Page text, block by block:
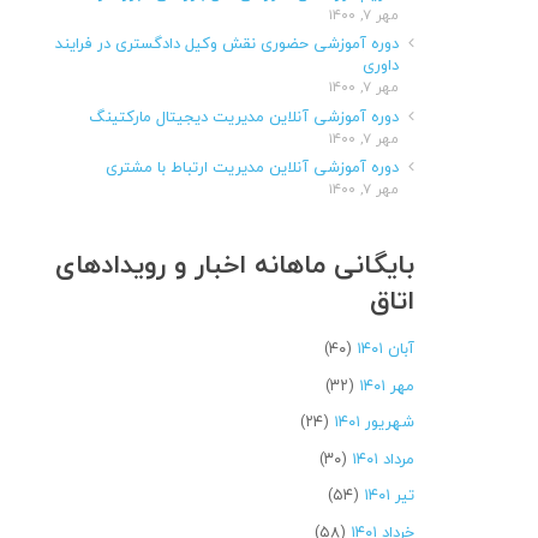
مهر ۷, ۱۴۰۰
دوره آموزشی حضوری نقش وکیل دادگستری در فرایند
داوری
مهر ۷, ۱۴۰۰
دوره آموزشی آنلاین مدیریت دیجیتال مارکتینگ
مهر ۷, ۱۴۰۰
دوره آموزشی آنلاین مدیریت ارتباط با مشتری
مهر ۷, ۱۴۰۰
بایگانی ماهانه اخبار و رویدادهای
اتاق
آبان ۱۴۰۱
(۴۰)
مهر ۱۴۰۱
(۳۲)
شهریور ۱۴۰۱
(۲۴)
مرداد ۱۴۰۱
(۳۰)
تیر ۱۴۰۱
(۵۴)
خرداد ۱۴۰۱
(۵۸)